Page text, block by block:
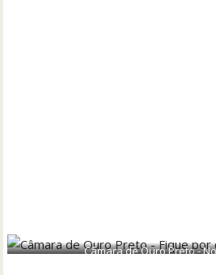
Câmara de Ouro Preto -